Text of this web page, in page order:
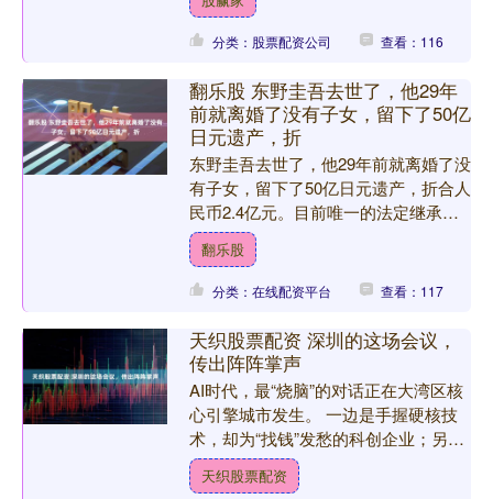
担心了。 这到底是怎么回....
分类：股票配资公司 查看：116
翻乐股 东野圭吾去世了，他29年
前就离婚了没有子女，留下了50亿
日元遗产，折
东野圭吾去世了，他29年前就离婚了没
有子女，留下了50亿日元遗产，折合人
民币2.4亿元。目前唯一的法定继承
人，就是他的两位姐姐。 不过难题也
来了！ 根据日本法律....
翻乐股
分类：在线配资平台 查看：117
天织股票配资 深圳的这场会议，
传出阵阵掌声
AI时代，最“烧脑”的对话正在大湾区核
心引擎城市发生。 一边是手握硬核技
术，却为“找钱”发愁的科创企业；另一
边是手握重金，却苦于看不懂技术“黑
话”的资本大佬。他....
天织股票配资